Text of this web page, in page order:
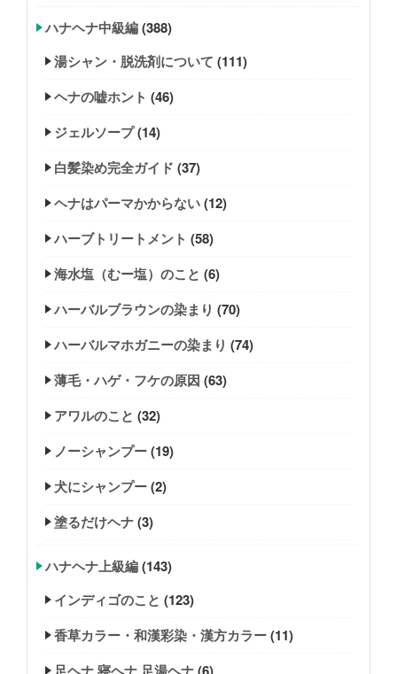
ハナヘナ中級編(388)
湯シャン・脱洗剤について (111)
ヘナの嘘ホント (46)
ジェルソープ(14)
白髪染め完全ガイド (37)
ヘナはパーマかからない(12)
ハーブトリートメント (58)
海水塩（むー塩）のこと (6)
ハーバルブラウンの染まり (70)
ハーバルマホガニーの染まり (74)
薄毛・ハゲ・フケの原因 (63)
アワルのこと (32)
ノーシャンプー(19)
犬にシャンプー(2)
塗るだけヘナ(3)
ハナヘナ上級編(143)
インディゴのこと (123)
香草カラー・和漢彩染・漢方カラー(11)